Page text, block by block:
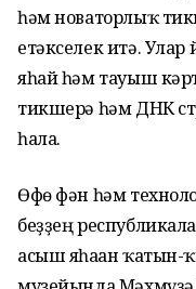
һәм новаторлыҡ
етәкселек итә.
яһай һәм тауыш
тикшерә һәм ДНК
һала.
Өфө фән һәм
беҙҙең
асыш яһаған ҡатын-